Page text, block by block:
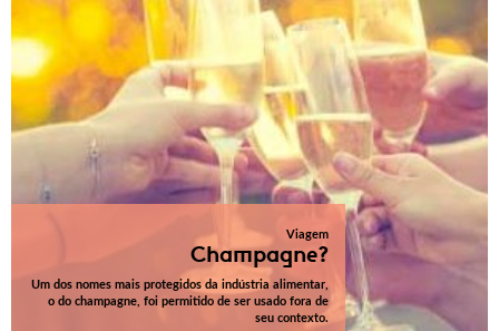
Viagem
Champagne?
Um dos nomes mais protegidos da indústria alimentar,
o do champagne, foi permitido de ser usado fora de
seu contexto.